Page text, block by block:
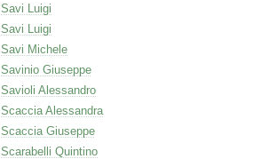
Savi Luigi
Savi Luigi
Savi Michele
Savinio Giuseppe
Savioli Alessandro
Scaccia Alessandra
Scaccia Giuseppe
Scarabelli Quintino